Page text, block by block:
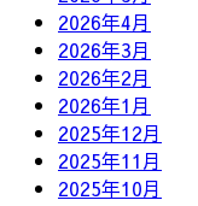
2026年4月
2026年3月
2026年2月
2026年1月
2025年12月
2025年11月
2025年10月